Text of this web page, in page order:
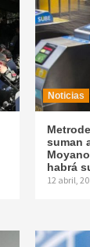
Noticias
suman
habrá
12 abril,